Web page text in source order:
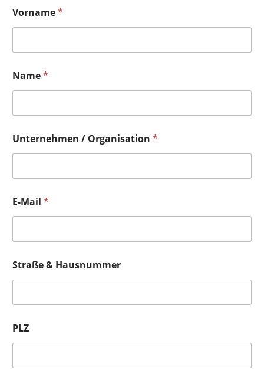
Vorname*
Name*
Unternehmen / Organisation *
E-Mail *
Straße & Hausnummer
PLZ